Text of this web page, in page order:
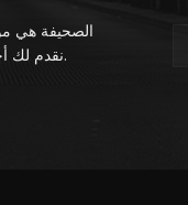
الصحيفة هي
نقدم لك أحدث الأخبار ومقاطع الفيديو مباشرة من صناعة الترفيه.